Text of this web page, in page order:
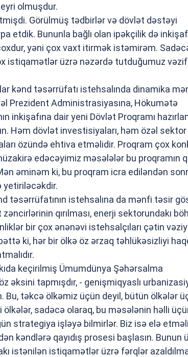
olmuşdur.
Görülmüş tədbirlər və dövlət dəstəyi
etdik. Bununla bağlı olan ipəkçilik də inkişaf
yəni çox vaxt itirmək istəmirəm.
istiqamətlər üzrə nəzərdə tutduğumuz
kənd təsərrüfatı istehsalında dinamika
Prezident Administrasiyasına, Hökumətə
inkişafına dair yeni Dövlət Proqramı
Həm dövlət investisiyaları, həm özəl sektor
özündə ehtiva etməlidir. Proqram çox
edəcəyimiz məsələlər bu proqramın
əminəm ki, bu proqram icra ediləndən
yetiriləcəkdir.
təsərrüfatının istehsalına da mənfi təsir
qırılması, enerji sektorundakı
bir çox ənənəvi istehsalçıları çətin
ki, hər bir ölkə öz ərzaq təhlükəsizliyi
keçirilmiş Ümumdünya Şəhərsalma
əksini tapmışdır, - genişmiqyaslı
Bu, təkcə ölkəmiz üçün deyil, bütün ölkələr
sadəcə olaraq, bu məsələnin həlli
strategiya işləyə bilmirlər. Biz isə elə
kəndlərə qayıdış prosesi başlasın. Bunun
istənilən istiqamətlər üzrə fərqlər